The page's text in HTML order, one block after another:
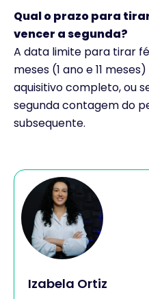
Qual o prazo para
vencer a segunda?
A data limite para tirar
meses (1 ano e 11
aquisitivo completo, ou
segunda contagem do
subsequente.
Izabela Ortiz